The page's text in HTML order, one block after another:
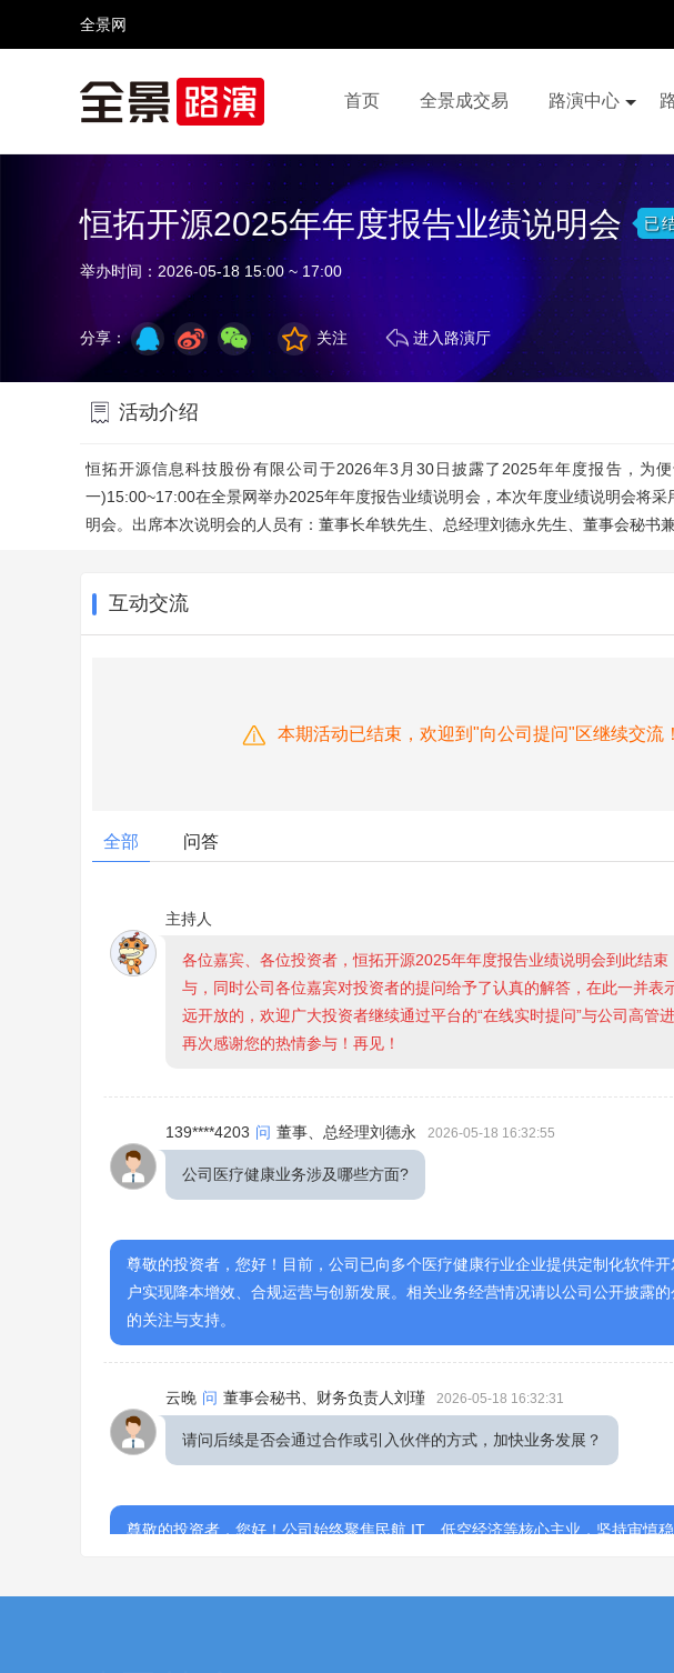
全景网
视频号 全景网官微 微信公众号 头条号 百家号 抖音号
首页 全景成交易 路演中心
恒拓开源2025年年度报告业绩说明会 已
举办时间： 2026-05-18 15:00 ~ 17:00
分享： 关注 进入路演厅
活动介绍
恒拓开源信息科技股份有限公司于2026年3月30日披露了2025年年度报告，为
一)15:00~17:00在全景网举办2025年年度报告业绩说明会，本次年度业绩说明会将
明会。出席本次说明会的人员有：董事长牟轶先生、总经理刘德永先生、董事会秘书
互动交流
本期活动已结束，欢迎到"向公司提问"区继续交流
全部 问答
主持人
各位嘉宾、各位投资者，恒拓开源2025年年度报告业绩说明会到此结
与，同时公司各位嘉宾对投资者的提问给予了认真的解答，在此一并表
远开放的，欢迎广大投资者继续通过平台的“在线实时提问”与公司高管进
再次感谢您的热情参与！再见！
139****4203 问 董事、总经理刘德永 2026-05-18 16:32:55
公司医疗健康业务涉及哪些方面?
尊敬的投资者，您好！目前，公司已向多个医疗健康行业企业提供定制化软件
户实现降本增效、合规运营与创新发展。相关业务经营情况请以公司公开披露
的关注与支持。
云晚 问 董事会秘书、财务负责人刘瑾 2026-05-18 16:32:31
请问后续是否会通过合作或引入伙伴的方式，加快业务发展？
尊敬的投资者，您好！公司始终聚焦民航 IT、低空经济等核心主业，坚持审慎